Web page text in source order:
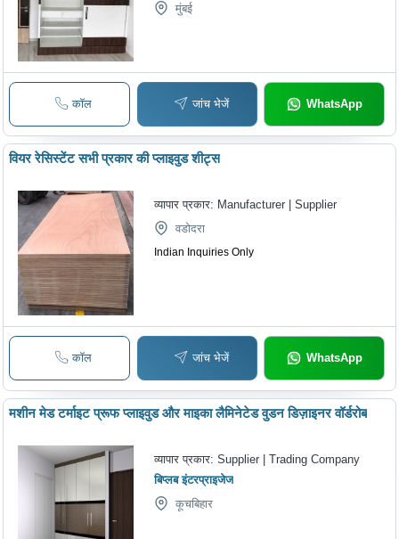
मुंबई
कॉल जांच भेजें WhatsApp
वियर रेसिस्टेंट सभी प्रकार की प्लाइवुड शीट्स
व्यापार प्रकार: Manufacturer | Supplier
वडोदरा
Indian Inquiries Only
कॉल जांच भेजें WhatsApp
मशीन मेड टर्माइट प्रूफ प्लाइवुड और माइका लैमिनेटेड वुडन डिज़ाइनर वॉर्डरोब
व्यापार प्रकार:Supplier | Trading Company
बिप्लब इंटरप्राइजेज
कूचबिहार